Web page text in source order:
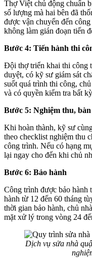
Thợ Việt chủ động chuẩn
số lượng mà hai bên đã
được vận chuyển đến
không làm gián đoạn tiến
Bước 4: Tiến hành thi
Đội thợ triển khai thi công
duyệt, có kỹ sư giám sát
suốt quá trình thi công,
và có quyền kiểm tra bất
Bước 5: Nghiệm thu, bàn
Khi hoàn thành, kỹ sư
theo checklist nghiệm thu
công trình. Nếu có hạng
lại ngay cho đến khi chủ
Bước 6: Bảo hành
Công trình được bảo hành
hành từ 12 đến 60 tháng
thời gian bảo hành, chủ
mặt xử lý trong vòng 24
Dịch vụ sửa nhà